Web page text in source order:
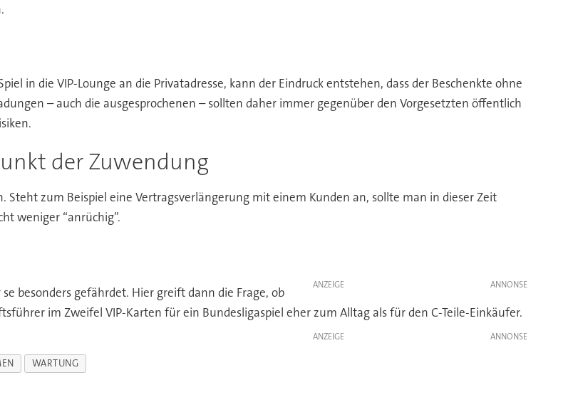
in die VIP-Lounge an die Privatadresse, kann der Eindruck entstehen, dass der Beschenkte ohne
– auch die ausgesprochenen – sollten daher immer gegenüber den Vorgesetzten öffentlich
der Zuwendung
Steht zum Beispiel eine Vertragsverlängerung mit einem Kunden an, sollte man in dieser Zeit
weniger “anrüchig”.
ANZEIGE
besonders gefährdet. Hier greift dann die Frage, ob
im Zweifel VIP-Karten für ein Bundesligaspiel eher zum Alltag als für den C-Teile-Einkäufer.
ANZEIGE
WARTUNG